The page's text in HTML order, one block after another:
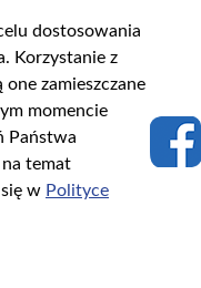
dostosowania
Korzystanie z
zamieszczane
momencie
Państwa
temat
w Polityce